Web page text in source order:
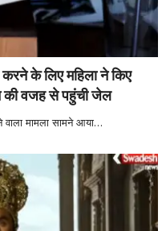
के लिए महिला ने किए
वजह से पहुंची जेल
मामला सामने आया…